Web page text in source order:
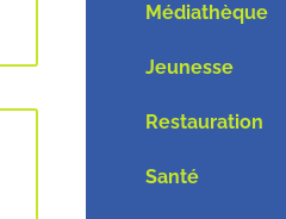
Médiathèque
Jeunesse
Restauration
Santé